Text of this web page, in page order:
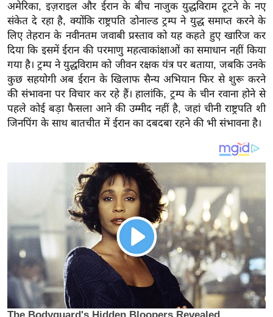
ष
ज्ञ
रा
य
ब
ज
ट
खे
P
L
2
0
2
6
अमेरिका, इज़राइल और ईरान के बीच नाजुक युद्धविराम टूटने के नए
संकेत दे रहा है, क्योंकि राष्ट्रपति डोनाल्ड ट्रम्प ने युद्ध समाप्त करने के
लिए तेहरान के नवीनतम जवाबी प्रस्ताव को यह कहते हुए खारिज कर
दिया कि इसमें ईरान की परमाणु महत्वाकांक्षाओं का समाधान नहीं किया
गया है। ट्रम्प ने युद्धविराम को जीवन रक्षक यंत्र पर बताया, जबकि उनके
कुछ सहयोगी अब ईरान के खिलाफ सैन्य अभियान फिर से शुरू करने
की संभावना पर विचार कर रहे हैं। हालांकि, ट्रम्प के चीन रवाना होने से
पहले कोई बड़ा फैसला आने की उम्मीद नहीं है, जहां चीनी राष्ट्रपति शी
जिनपिंग के साथ बातचीत में ईरान का दबदबा रहने की भी संभावना है।